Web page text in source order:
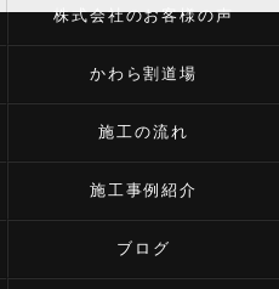
株式会社のお客様の声
かわら割道場
施工の流れ
施工事例紹介
ブログ